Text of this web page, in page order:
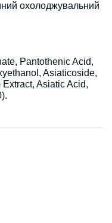
охолоджувальний
Pantothenic Acid,
Asiaticoside,
Asiatic Acid,